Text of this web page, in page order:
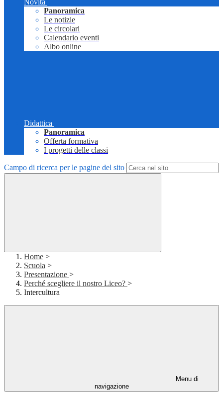
Novità
Panoramica
Le notizie
Le circolari
Calendario eventi
Albo online
Didattica
Panoramica
Offerta formativa
I progetti delle classi
Campo di ricerca per le pagine del sito
Home >
Scuola >
Presentazione >
Perché scegliere il nostro Liceo? >
Intercultura
Menu di
navigazione